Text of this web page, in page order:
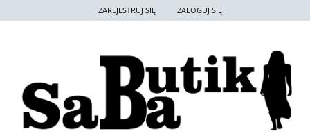
ZAREJESTRUJ SIĘ ZALOGUJ SIĘ